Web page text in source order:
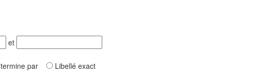
et
par Libellé exact